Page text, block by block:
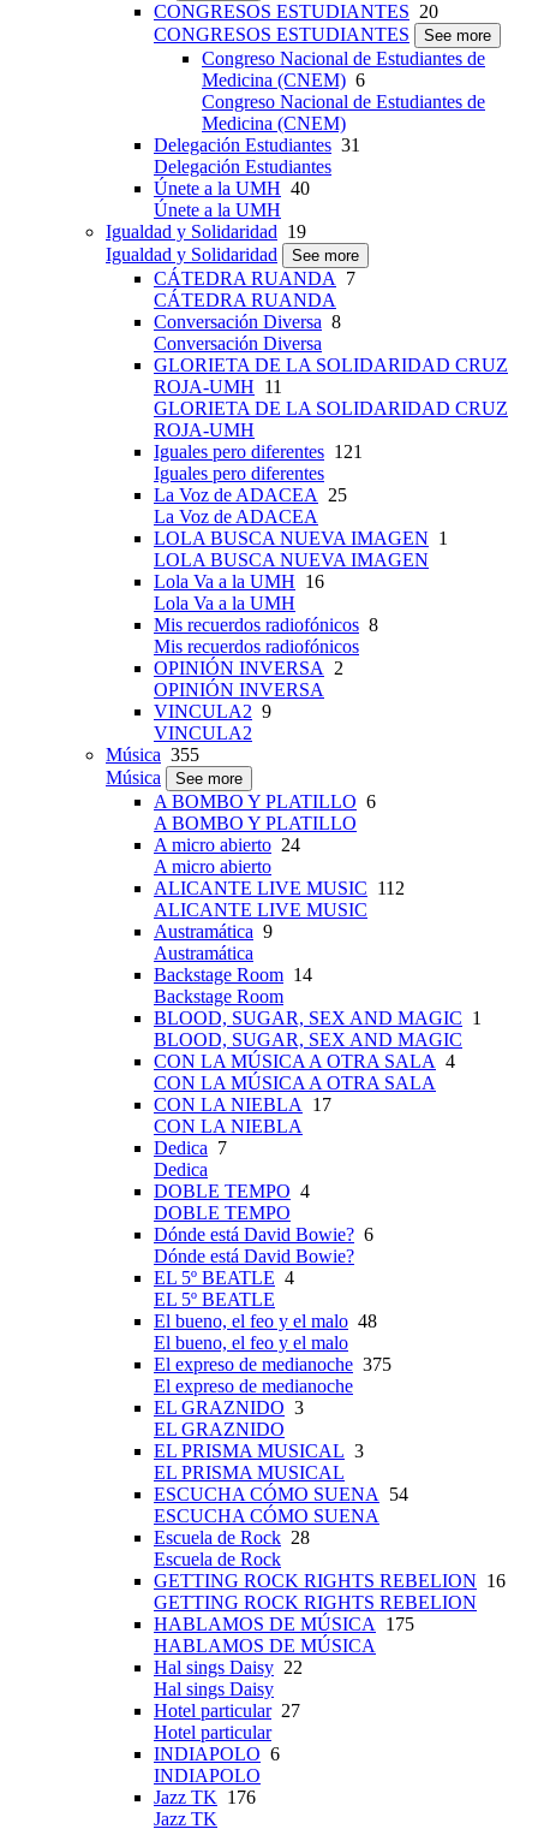
CONGRESOS ESTUDIANTES 20
CONGRESOS ESTUDIANTES
See more
Congreso Nacional de Estudiantes de
Medicina (CNEM) 6
Congreso Nacional de Estudiantes de
Medicina (CNEM)
Delegación Estudiantes 31
Delegación Estudiantes
Únete a la UMH 40
Únete a la UMH
Igualdad y Solidaridad 19
Igualdad y Solidaridad
See more
CÁTEDRA RUANDA
7
CÁTEDRA RUANDA
Conversación Diversa 8
Conversación Diversa
GLORIETA DE LA SOLIDARIDAD CRUZ
ROJA-UMH 11
GLORIETA DE LA SOLIDARIDAD CRUZ
ROJA-UMH
Iguales pero diferentes 121
Iguales pero diferentes
La Voz de ADACEA
25
La Voz de ADACEA
LOLA BUSCA NUEVA IMAGEN 1
LOLA BUSCA NUEVA IMAGEN
Lola Va a la UMH 16
Lola Va a la UMH
Mis recuerdos radiofónicos 8
Mis recuerdos radiofónicos
OPINIÓN INVERSA
2
OPINIÓN INVERSA
VINCULA2 9
VINCULA2
Música 355
Música
See more
A BOMBO Y PLATILLO 6
A BOMBO Y PLATILLO
A micro abierto 24
A micro abierto
ALICANTE LIVE MUSIC 112
ALICANTE LIVE MUSIC
Austramática 9
Austramática
Backstage Room 14
Backstage Room
BLOOD, SUGAR, SEX AND MAGIC 1
BLOOD, SUGAR, SEX AND MAGIC
CON LA MÚSICA A OTRA SALA 4
CON LA MÚSICA A OTRA SALA
CON LA NIEBLA
17
CON LA NIEBLA
Dedica 7
Dedica
DOBLE TEMPO 4
DOBLE TEMPO
Dónde está David Bowie? 6
Dónde está David Bowie?
EL 5º BEATLE 4
EL 5º BEATLE
El bueno, el feo y el malo 48
El bueno, el feo y el malo
El expreso de medianoche 375
El expreso de medianoche
EL GRAZNIDO 3
EL GRAZNIDO
EL PRISMA MUSICAL 3
EL PRISMA MUSICAL
ESCUCHA CÓMO SUENA
54
ESCUCHA CÓMO SUENA
Escuela de Rock 28
Escuela de Rock
GETTING ROCK RIGHTS REBELION 16
GETTING ROCK RIGHTS REBELION
HABLAMOS DE MÚSICA
175
HABLAMOS DE MÚSICA
Hal sings Daisy 22
Hal sings Daisy
Hotel particular27
Hotel particular
INDIAPOLO 6
INDIAPOLO
Jazz TK 176
Jazz TK